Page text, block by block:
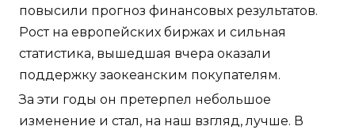
повысили прогноз финансовых результатов.
Рост на европейских биржах и сильная
статистика, вышедшая вчера оказали
поддержку заокеанским покупателям.
За эти годы он претерпел небольшое
изменение и стал, на наш взгляд, лучше. В